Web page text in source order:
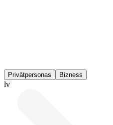
Privātpersonas Bizness
lv